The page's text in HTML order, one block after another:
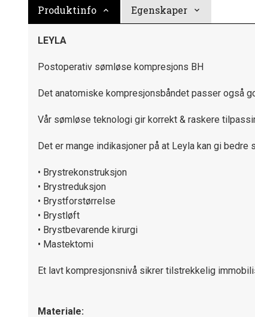
Produktinfo Egenskaper
LEYLA
Postoperativ sømløse kompresjons BH
Det anatomiske kompresjonsbåndet passer også
Vår sømløse teknologi gir korrekt & raskere
Det er mange indikasjoner på at Leyla kan gi
• Brystrekonstruksjon
• Brystreduksjon
• Brystforstørrelse
• Brystløft
• Brystbevarende kirurgi
• Mastektomi
Et lavt kompresjonsnivå sikrer tilstrekkelig
Materiale: